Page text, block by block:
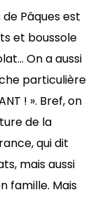
Pâques est
et boussole
On a aussi
particulière
! ». Bref, on
de la
qui dit
mais aussi
famille. Mais